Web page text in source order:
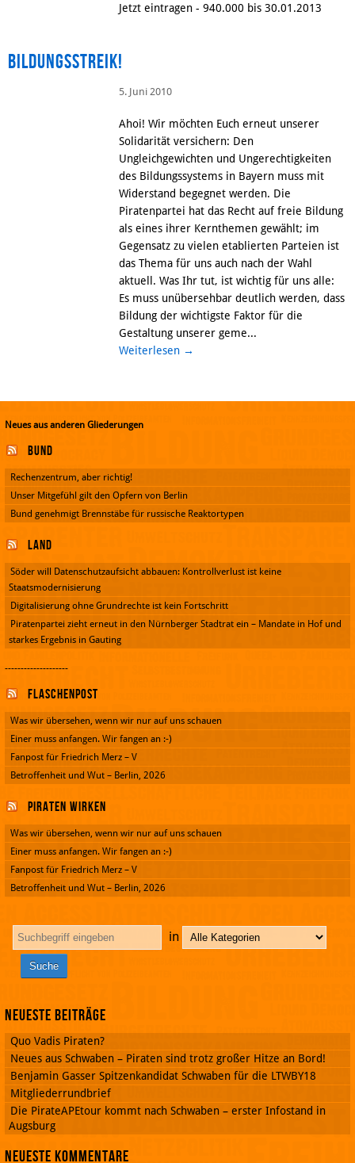
Jetzt eintragen - 940.000 bis 30.01.2013
Bildungsstreik!
5. Juni 2010
Ahoi! Wir möchten Euch erneut unserer
Solidarität versichern: Den
Ungleichgewichten und Ungerechtigkeiten
des Bildungssystems in Bayern muss mit
Widerstand begegnet werden. Die
Piratenpartei hat das Recht auf freie Bildung
als eines ihrer Kernthemen gewählt; im
Gegensatz zu vielen etablierten Parteien ist
das Thema für uns auch nach der Wahl
aktuell. Was Ihr tut, ist wichtig für uns alle:
Es muss unübersehbar deutlich werden, dass
Bildung der wichtigste Faktor für die
Gestaltung unserer geme...
Weiterlesen →
Neues aus anderen Gliederungen
Bund
Rechenzentrum, aber richtig!
Unser Mitgefühl gilt den Opfern von Berlin
Bund genehmigt Brennstäbe für russische Reaktortypen
Land
Söder will Datenschutzaufsicht abbauen: Kontrollverlust ist keine
Staatsmodernisierung
Digitalisierung ohne Grundrechte ist kein Fortschritt
Piratenpartei zieht erneut in den Nürnberger Stadtrat ein – Mandate in Hof und
starkes Ergebnis in Gauting
--------------------
Flaschenpost
Was wir übersehen, wenn wir nur auf uns schauen
Einer muss anfangen. Wir fangen an :-)
Fanpost für Friedrich Merz – V
Betroffenheit und Wut – Berlin, 2026
Piraten wirken
Was wir übersehen, wenn wir nur auf uns schauen
Einer muss anfangen. Wir fangen an :-)
Fanpost für Friedrich Merz – V
Betroffenheit und Wut – Berlin, 2026
in
Neueste Beiträge
Quo Vadis Piraten?
Neues aus Schwaben – Piraten sind trotz großer Hitze an Bord!
Benjamin Gasser Spitzenkandidat Schwaben für die LTWBY18
Mitgliederrundbrief
Die PirateAPEtour kommt nach Schwaben – erster Infostand in
Augsburg
Neueste Kommentare